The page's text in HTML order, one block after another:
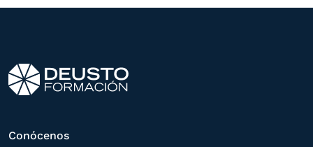
otros directamente relacionados con el
correspondiente. Compartiremos su
solicitud con las empresas que conforman
estas puedan hacerle llegar la mejor
Conócenos